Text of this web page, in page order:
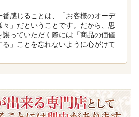
感じることは、「お客様のオーデ
々」だということです。だから、思
っていただく際には「商品の価値
」ことを忘れないように心がけて